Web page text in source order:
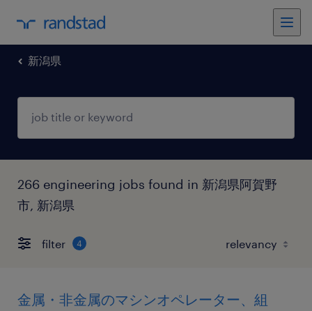
新潟県
266 engineering jobs found in 新潟県阿賀野
市, 新潟県
filter 4
金属・非金属のマシンオペレーター、組